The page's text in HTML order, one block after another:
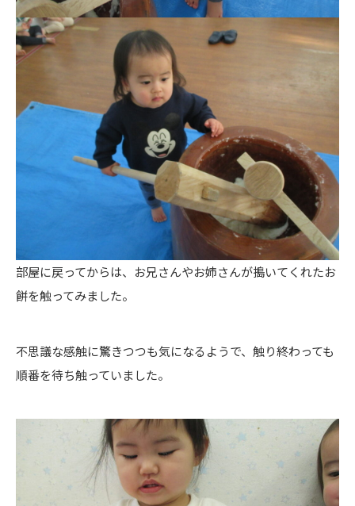
部屋に戻ってからは、お兄さんやお姉さんが搗いてくれたお
餅を触ってみました。
不思議な感触に驚きつつも気になるようで、触り終わっても
順番を待ち触っていました。